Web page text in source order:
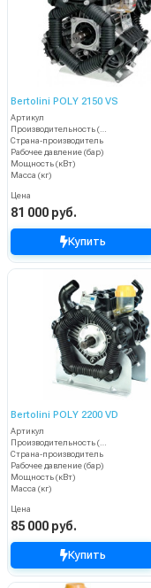
Bertolini POLY 2150 VS
Артикул
Производительность (л/ч)
Страна-производитель
Рабочее давление (бар)
Мощность (кВт)
Масса (кг)
Цена
81 000 руб.
Купить
Bertolini POLY 2200 VD
Артикул
Страна-производитель
Рабочее давление (бар)
Мощность (кВт)
Масса (кг)
Цена
85 000 руб.
Купить